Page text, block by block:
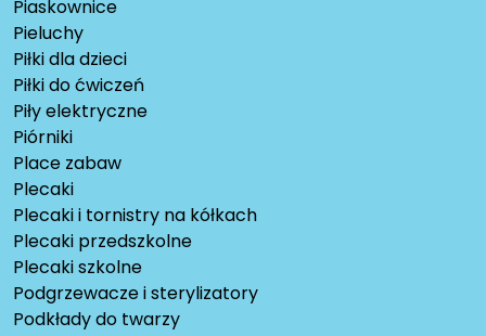
Piaskownice
Pieluchy
Piłki dla dzieci
Piłki do ćwiczeń
Piły elektryczne
Piórniki
Place zabaw
Plecaki
Plecaki i tornistry na kółkach
Plecaki przedszkolne
Plecaki szkolne
Podgrzewacze i sterylizatory
Podkłady do twarzy